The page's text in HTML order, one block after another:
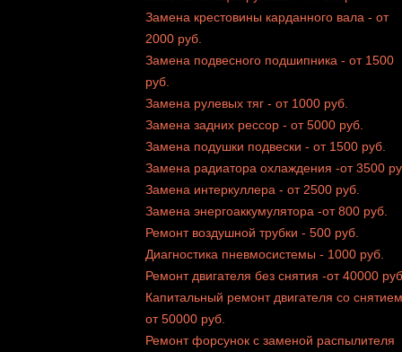
Замена крестовины карданного вала - от
2000 руб.
Замена подвесного подшипника - от 1500
руб.
Замена рулевых тяг - от 1000 руб.
Замена задних рессор - от 5000 руб.
Замена подушки подвески - от 1500 руб.
Замена радиатора охлаждения -от 3500
Замена интеркуллера - от 2500 руб.
Замена энергоаккумулятора -от 800 руб.
Ремонт воздушной трубки - 500 руб.
Диагностика пневмосистемы - 1000 руб.
Ремонт двигателя без снятия -от 40000
Капитальный ремонт двигателя со
от 50000 руб.
Ремонт форсунок с заменой распылителя